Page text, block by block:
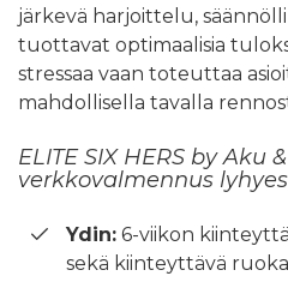
järkevä harjoittelu,
tuottavat optimaalisia
stressaa vaan toteuttaa
mahdollisella tavalla
ELITE SIX HERS by Aku
verkkovalmennus
Ydin: 6-viikon
sekä kiinteyttävä